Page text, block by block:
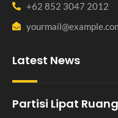
+62 852 3047 2012
Latest News
Partisi Lipat